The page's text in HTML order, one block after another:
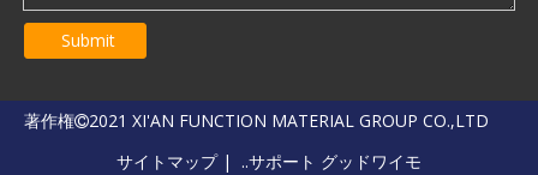
Submit
著作権2021 XI'AN FUNCTION MATERIAL GROUP CO.,LTD
サイトマップ| ..サポート グッドワイモ